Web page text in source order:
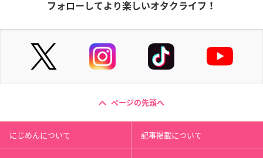
フォローしてより楽しいオタクライフ！
ページの先頭へ
にじめんについて 記事掲載について